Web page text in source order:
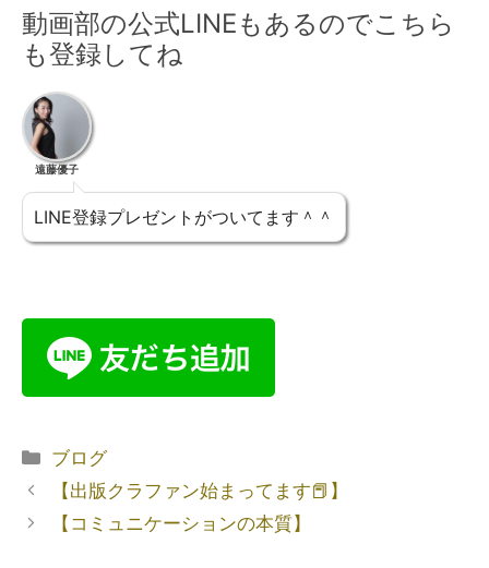
動画部の公式LINEもあるのでこちら
も登録してね
遠藤優子
LINE登録プレゼントがついてます＾＾
ブログ
【出版クラファン始まってます📕】
【コミュニケーションの本質】